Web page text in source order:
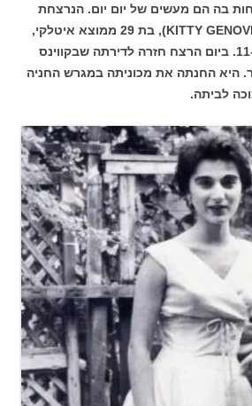
בה הם מעשים של יום יום. הנרצחת
היתה קיטי ג'נוביז (KITTY GENOVESE), בת 29 ממוצא איטלקי,
מנהלת באר בשדרה ה-11. ביום הרצח חזרה לדירתה שבקווינס
בוקר. היא החנתה את מכוניתה במגרש החניה
לביתה.